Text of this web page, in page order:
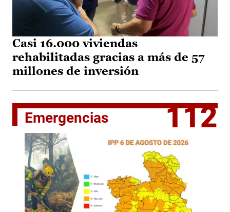
Casi 16.000 viviendas
rehabilitadas gracias a más de 57
millones de inversión
Emergencias 112